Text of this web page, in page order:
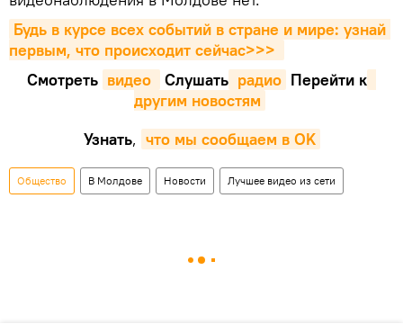
Будь в курсе всех событий в стране и мире: узнай
первым, что происходит сейчаc>>>
Смотреть видео Cлушать радио Перейти к
другим новостям
Узнать, что мы сообщаем в OK
Общество В Молдове Новости Лучшее видео из сети